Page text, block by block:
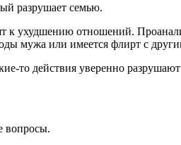
разрушает семью.
к ухудшению отношений.
мужа или имеется флирт с
то действия уверенно
вопросы.